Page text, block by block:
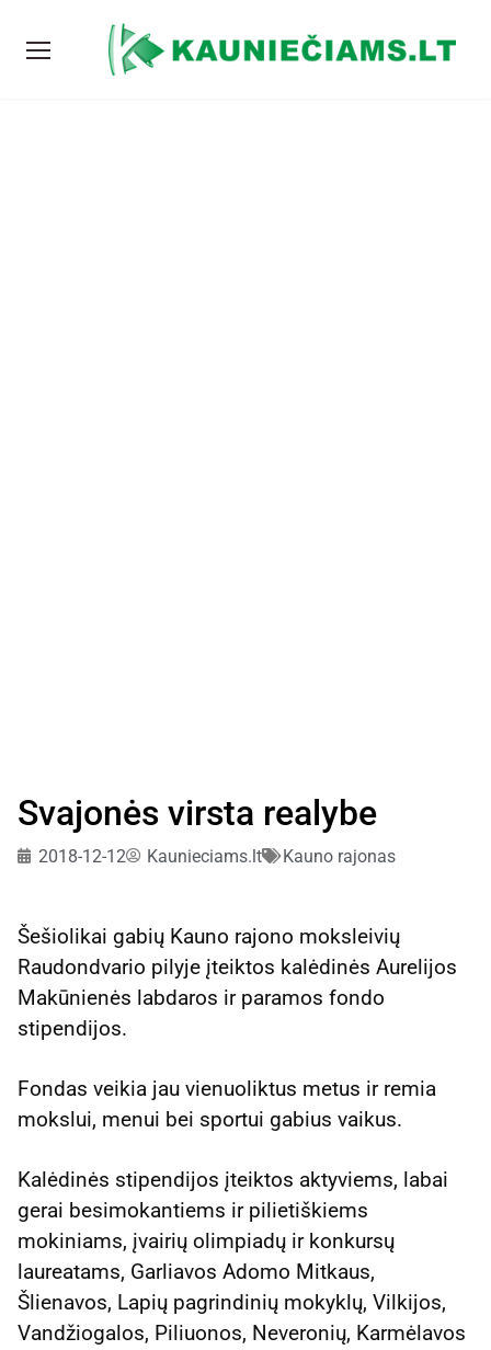
Svajonės virsta realybe
2018-12-12 Kaunieciams.lt Kauno rajonas
Šešiolikai gabių Kauno rajono moksleivių
Raudondvario pilyje įteiktos kalėdinės Aurelijos
Makūnienės labdaros ir paramos fondo
stipendijos.
Fondas veikia jau vienuoliktus metus ir remia
mokslui, menui bei sportui gabius vaikus.
Kalėdinės stipendijos įteiktos aktyviems, labai
gerai besimokantiems ir pilietiškiems
mokiniams, įvairių olimpiadų ir konkursų
laureatams, Garliavos Adomo Mitkaus,
Šlienavos, Lapių pagrindinių mokyklų, Vilkijos,
Vandžiogalos, Piliuonos, Neveronių, Karmėlavos